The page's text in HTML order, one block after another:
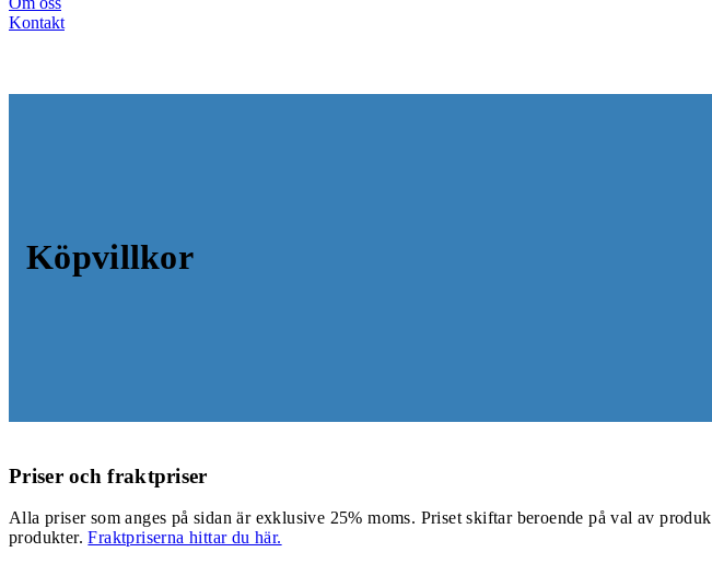
Kontakt
Köpvillkor
Priser och fraktpriser
Alla priser som anges på sidan är exklusive 25% moms. Priset skiftar beroende på val av
produkter.Fraktpriserna hittar du här.